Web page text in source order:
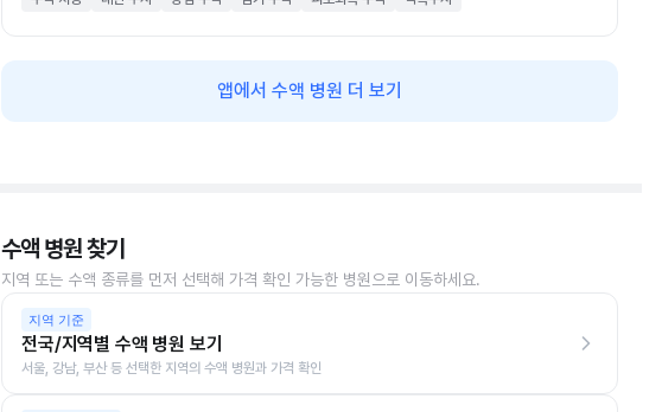
앱에서 수액 병원 더 보기
수액 병원 찾기
지역 또는 수액 종류를 먼저 선택해 가격 확인 가능한 병원으로 이동하세요.
지역 기준
전국/지역별 수액 병원 보기
서울, 강남, 부산 등 선택한 지역의 수액 병원과 가격 확인